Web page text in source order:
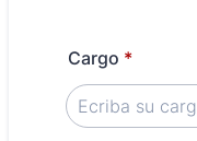
Cargo *